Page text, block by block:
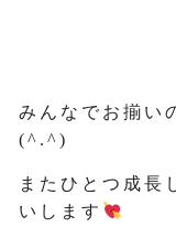
みんなでお揃い
(^.^)
またひとつ成長
いします